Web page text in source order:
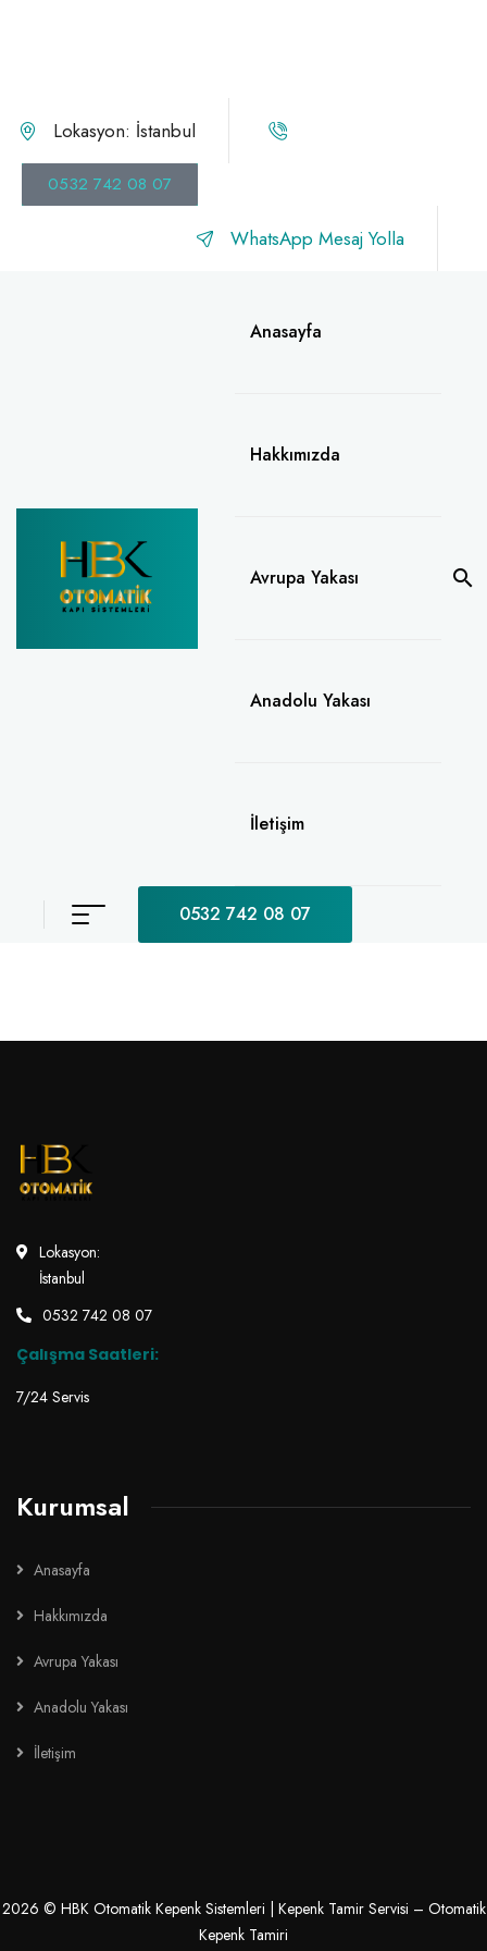
Lokasyon: İstanbul
0532 742 08 07
WhatsApp Mesaj Yolla
Anasayfa
Hakkımızda
Avrupa Yakası
Anadolu Yakası
İletişim
0532 742 08 07
Lokasyon:
İstanbul
0532 742 08 07
Çalışma Saatleri:
7/24 Servis
Kurumsal
Anasayfa
Hakkımızda
Avrupa Yakası
Anadolu Yakası
İletişim
2026 © HBK Otomatik Kepenk Sistemleri | Kepenk Tamir Servisi – Otomatik
Kepenk Tamiri